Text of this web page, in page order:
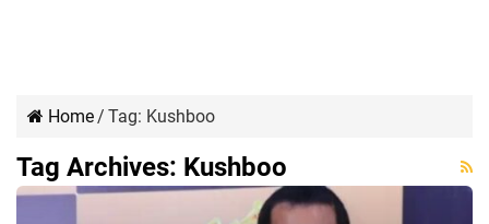
Home/ Tag: Kushboo
Tag Archives: Kushboo